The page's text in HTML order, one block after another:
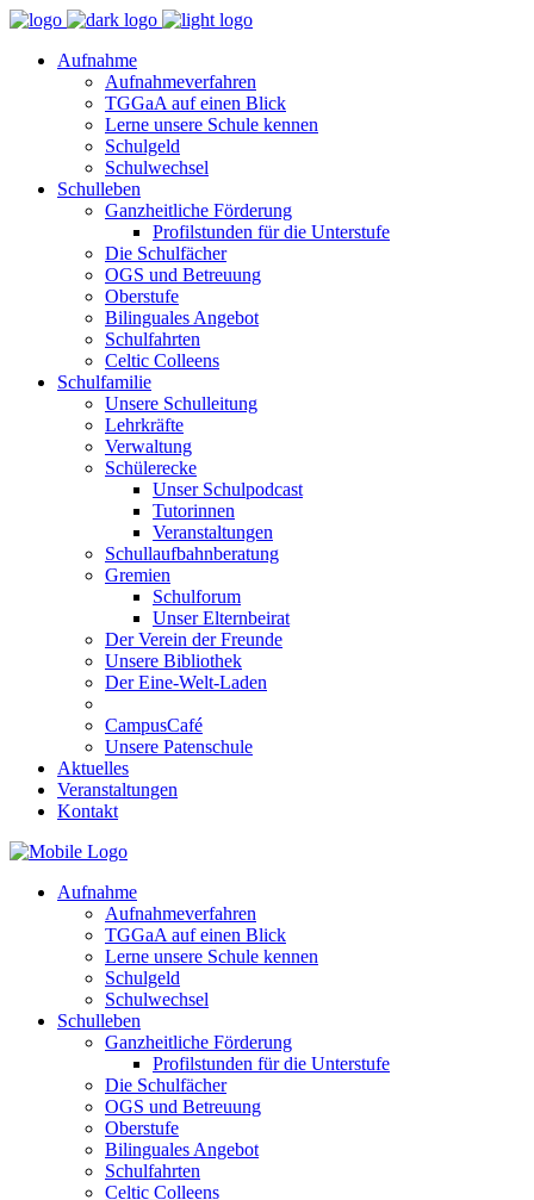
Aufnahme
Aufnahmeverfahren
TGGaA auf einen Blick
Lerne unsere Schule kennen
Schulgeld
Schulwechsel
Schulleben
Ganzheitliche Förderung
Profilstunden für die Unterstufe
Die Schulfächer
OGS und Betreuung
Oberstufe
Bilinguales Angebot
Schulfahrten
Celtic Colleens
Schulfamilie
Unsere Schulleitung
Lehrkräfte
Verwaltung
Schülerecke
Unser Schulpodcast
Tutorinnen
Veranstaltungen
Schullaufbahnberatung
Gremien
Schulforum
Unser Elternbeirat
Der Verein der Freunde
Unsere Bibliothek
Der Eine-Welt-Laden
CampusCafé
Unsere Patenschule
Aktuelles
Veranstaltungen
Kontakt
Aufnahme
Aufnahmeverfahren
TGGaA auf einen Blick
Lerne unsere Schule kennen
Schulgeld
Schulwechsel
Schulleben
Ganzheitliche Förderung
Profilstunden für die Unterstufe
Die Schulfächer
OGS und Betreuung
Oberstufe
Bilinguales Angebot
Schulfahrten
Celtic Colleens